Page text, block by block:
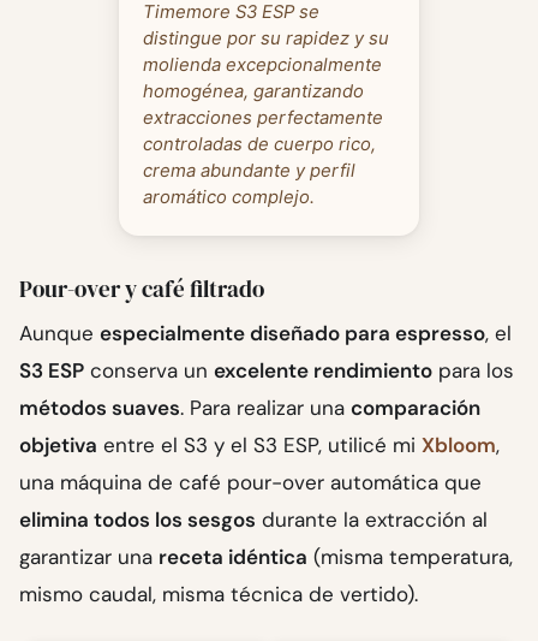
Timemore S3 ESP se
distingue por su rapidez y su
molienda excepcionalmente
homogénea, garantizando
extracciones perfectamente
controladas de cuerpo rico,
crema abundante y perfil
aromático complejo.
Pour-over y café filtrado
Aunque especialmente diseñado para espresso, el
S3 ESP conserva un excelente rendimiento para los
métodos suaves. Para realizar una comparación
objetiva entre el S3 y el S3 ESP, utilicé mi Xbloom,
una máquina de café pour-over automática que
elimina todos los sesgos durante la extracción al
garantizar una receta idéntica (misma temperatura,
mismo caudal, misma técnica de vertido).